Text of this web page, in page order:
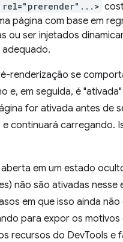
página com base em
ou ser injetados
renderização se
e, em seguida, é
for ativada antes de
continuará carregando.
em um estado
não são ativadas
em que isso ainda
para expor os
recursos do DevTools